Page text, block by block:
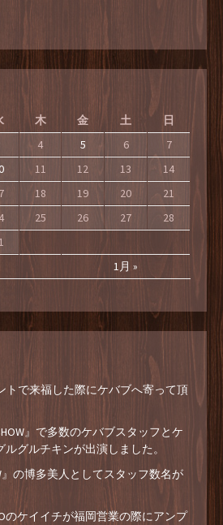
木 金 土 日
1月 »
4 5 6
7
11 12 13
14
18 19 20
21
25 26 27
28
で来福した際にケバブへ寄って頂
』で多数のケバブスタッフとケ
グルチキンが出演しました。
の博多美人としてスタッフ数名が
のケイイチが福岡営業の際にアンプ